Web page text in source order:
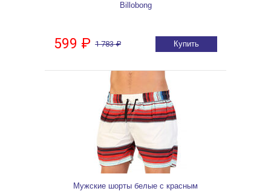
Billobong
599 ₽ 1 783 ₽ Купить
Мужские шорты белые с красным